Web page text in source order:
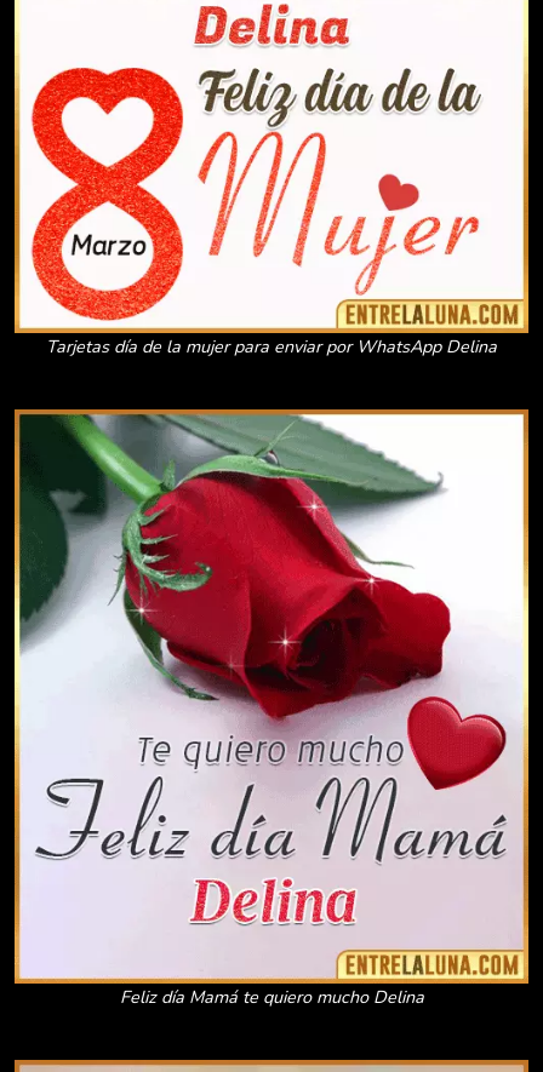
Tarjetas día de la mujer para enviar por WhatsApp Delina
Feliz día Mamá te quiero mucho Delina